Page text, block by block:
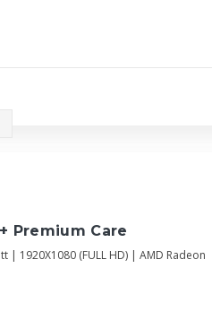
Premium Care
| 1920X1080 (FULL HD) | AMD Radeon